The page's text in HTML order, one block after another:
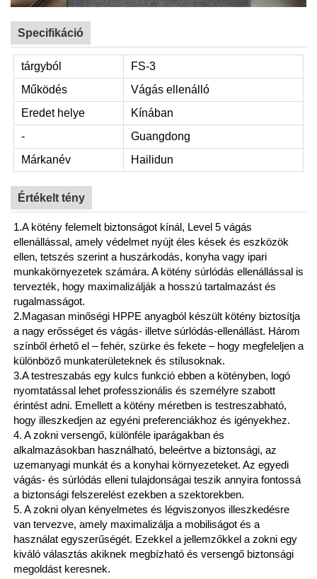
Specifikáció
tárgyból
FS-3
Működés
Vágás ellenálló
Eredet helye
Kínában
-
Guangdong
Márkanév
Hailidun
Értékelt tény
1.A kötény felemelt biztonságot kínál, Level 5 vágás
ellenállással, amely védelmet nyújt éles kések és eszközök
ellen, tetszés szerint a huszárkodás, konyha vagy ipari
munkakörnyezetek számára. A kötény súrlódás ellenállással is
tervezték, hogy maximalizálják a hosszú tartalmazást és
rugalmasságot.
2.Magasan minőségi HPPE anyagból készült kötény biztosítja
a nagy erősséget és vágás- illetve súrlódás-ellenállást. Három
színből érhető el – fehér, szürke és fekete – hogy megfeleljen a
különböző munkaterületeknek és stílusoknak.
3.A testreszabás egy kulcs funkció ebben a kötényben, logó
nyomtatással lehet professzionális és személyre szabott
érintést adni. Emellett a kötény méretben is testreszabható,
hogy illeszkedjen az egyéni preferenciákhoz és igényekhez.
4. A zokni versengő, különféle iparágakban és
alkalmazásokban használható, beleértve a biztonsági, az
uzemanyagi munkát és a konyhai környezeteket. Az egyedi
vágás- és súrlódás elleni tulajdonságai teszik annyira fontossá
a biztonsági felszerelést ezekben a szektorekben.
5. A zokni olyan kényelmetes és légviszonyos illeszkedésre
van tervezve, amely maximalizálja a mobiliságot és a
használat egyszerűségét. Ezekkel a jellemzőkkel a zokni egy
kiváló választás akiknek megbízható és versengő biztonsági
megoldást keresnek.